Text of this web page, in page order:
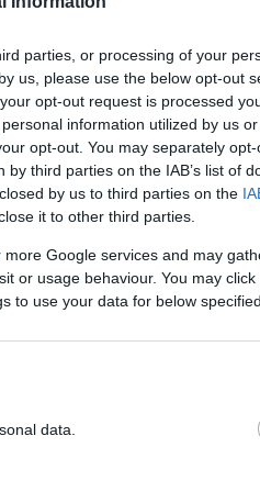
parties, or processing of your
us, please use the below opt-out
opt-out request is processed
information utilized by us
opt-out. You may separately
third parties on the IAB’s list of
by us to third parties on the
it to other third parties.
Google services and may
or usage behaviour. You may
to use your data for below
data.
αυτός ο
στηρίζεται σε τέτοια
δεν έχουμε τέτοια
σε κάποια
πλέον θα
πόρους, δωρεάν πόρους
να μπορεί να